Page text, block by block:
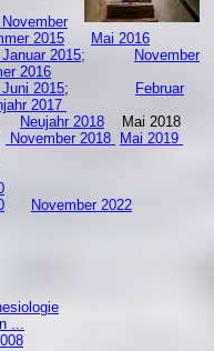
November
2015
Mai 2016
Januar 2015;
November
2016
Juni 2015;
Februar
2017
Neujahr 2018 Mai 2018
November 2018
Mai 2019
November 2022
...